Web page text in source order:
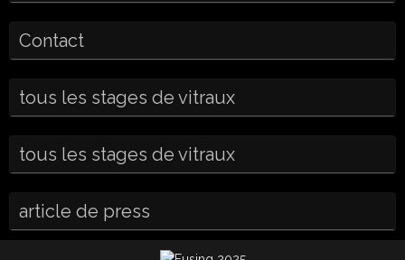
Contact
tous les stages de vitraux
tous les stages de vitraux
article de press